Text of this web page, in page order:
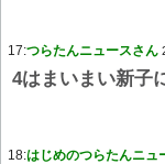
17:つらたんニュースさん
4はまいまい新子
18:はじめのつらたんニュ